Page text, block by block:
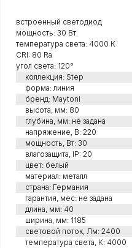
встроенный светодиод
мощность: 30 Вт
температура света: 4000 К
CRI: 80 Ra
угол света: 120°
коллекция: Step
форма: линия
бренд: Maytoni
высота, мм: 80
глубина, мм: не задана
напряжение, В: 220
мощность, Вт: 30
влагозащита, IP: 20
цвет: белый
материал: металл
страна: Германия
гарантия, мес: не задана
длина, мм: 40
ширина, мм: 1185
световой поток, Лм: 2400
температура света, К: 4000